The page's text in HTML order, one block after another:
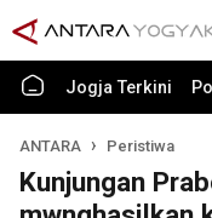
Jogja Terkini
ANTARA Peristiwa
Kunjungan